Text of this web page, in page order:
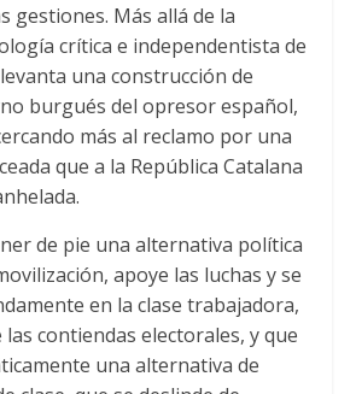
gestiones. Más allá de la
crítica e independentista de
una construcción de
burgués del opresor español,
más al reclamo por una
que a la República Catalana
.
de pie una alternativa política
, apoye las luchas y se
en la clase trabajadora,
contiendas electorales, y que
una alternativa de